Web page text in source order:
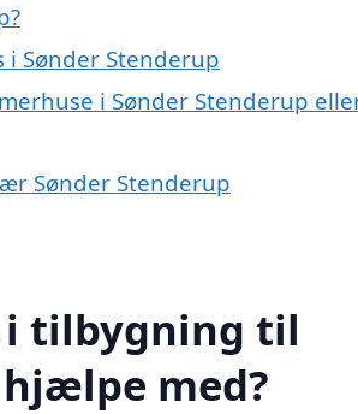
Sønder Stenderup
i Sønder Stenderup
Sønder Stenderup
i tilbygning til
med?